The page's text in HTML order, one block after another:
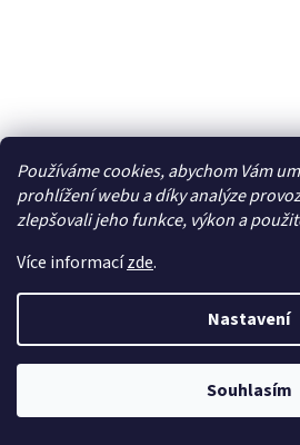
Používáme cookies, abychom Vám
prohlížení webu a díky analýze
zlepšovali jeho funkce, výkon a
Více informacízde.
Nastavení
Souhlasím
Losi přepážka, držáky čepů,
saver: Micro-B -
Náhradní díl pro RC model auta
držáky čepů, sada řízení, servo saver.